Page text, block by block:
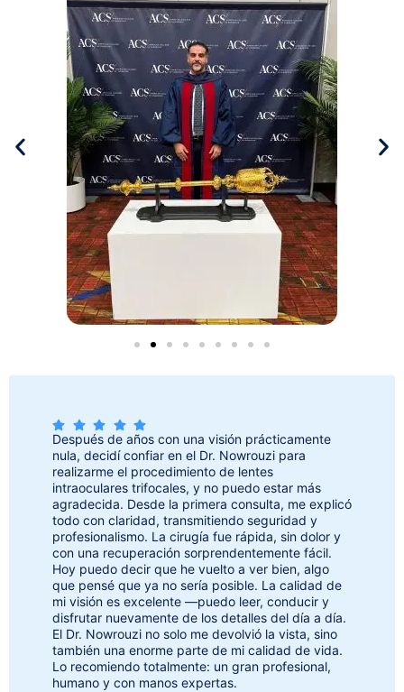
Después de años con una visión prácticamente
nula, decidí confiar en el Dr. Nowrouzi para
realizarme el procedimiento de lentes
intraoculares trifocales, y no puedo estar más
agradecida. Desde la primera consulta, me explicó
todo con claridad, transmitiendo seguridad y
profesionalismo. La cirugía fue rápida, sin dolor y
con una recuperación sorprendentemente fácil.
Hoy puedo decir que he vuelto a ver bien, algo
que pensé que ya no sería posible. La calidad de
mi visión es excelente —puedo leer, conducir y
disfrutar nuevamente de los detalles del día a día.
El Dr. Nowrouzi no solo me devolvió la vista, sino
también una enorme parte de mi calidad de vida.
Lo recomiendo totalmente: un gran profesional,
humano y con manos expertas.